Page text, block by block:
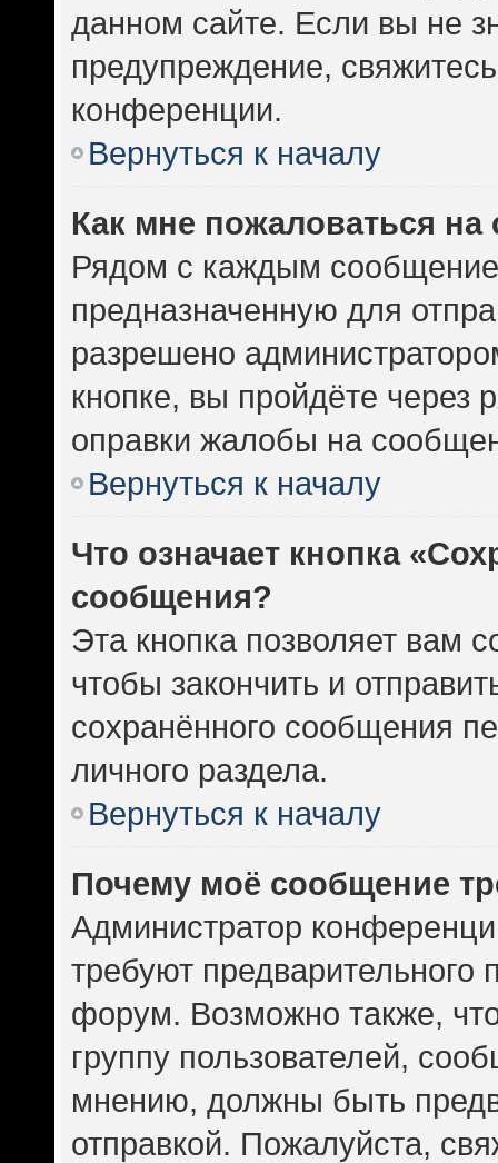
данном сайте. Если вы не
предупреждение,
конференции.
Вернуться к началу
Как мне пожаловаться
Рядом с каждым
предназначенную для
разрешено
кнопке, вы пройдёте
оправки жалобы на
Вернуться к началу
Что означает кнопка
сообщения?
Эта кнопка позволяет вам
чтобы закончить и
сохранённого сообщения
личного раздела.
Вернуться к началу
Почему моё сообщение
Администратор
требуют предварительного
форум. Возможно также,
группу пользователей,
мнению, должны быть
отправкой. Пожалуйста,